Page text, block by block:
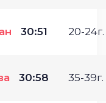
30:51 20-24г.
30:58 35-39г.